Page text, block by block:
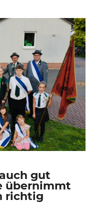
gut
übernimmt
richtig